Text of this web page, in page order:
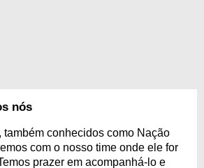
nós
também conhecidos como Nação
com o nosso time onde ele for
prazer em acompanhá-lo e